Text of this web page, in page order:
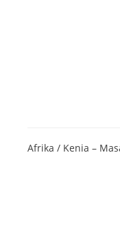
Afrika / Kenia –